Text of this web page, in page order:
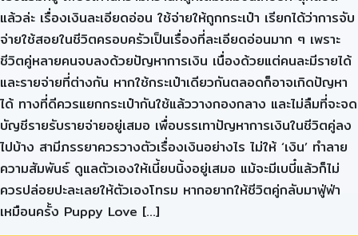
แล้วล่ะ เรื่องเงินละเอียดอ่อน ใช้จ่ายให้ถูกกระเป๋า เรียกได้ว่าการจับ
จ่ายใช้สอยในชีวิตครอบครัวเป็นเรื่องที่ละเอียดอ่อนมาก ๆ เพราะ
ชีวิตคู่หลายคนจบลงด้วยปัญหาการเงิน เนื่องด้วยแต่คนละมีรายได้
และรายจ่ายที่ต่างกัน หากใช้กระเป๋าเดียวกันตลอดก็อาจเกิดปัญหา
ได้ ทางที่ดีควรแยกกระเป๋ากันใช้แล้ววางกองกลาง และไม่ลืมที่จะจด
บัญชีรายรับรายจ่ายอยู่เสมอ เพื่อบรรเทาปัญหาการเงินในชีวิตคู่ลง
ไปบ้าง สามีภรรยาควรวางตัวเรื่องเงินอย่างไร ไม่ให้ ‘เงิน’ ทำลาย
ความสัมพันธ์ ดูแลตัวเองให้เนี้ยบนิ้งอยู่เสมอ แม้จะมีเบบี๋แล้วก็ไม่
ควรปล่อยปะละเลยให้ตัวเองโทรม หากอยากให้ชีวิตคู่กลับมาฟู่ฟ่า
เหมือนครั้ง Puppy Love […]